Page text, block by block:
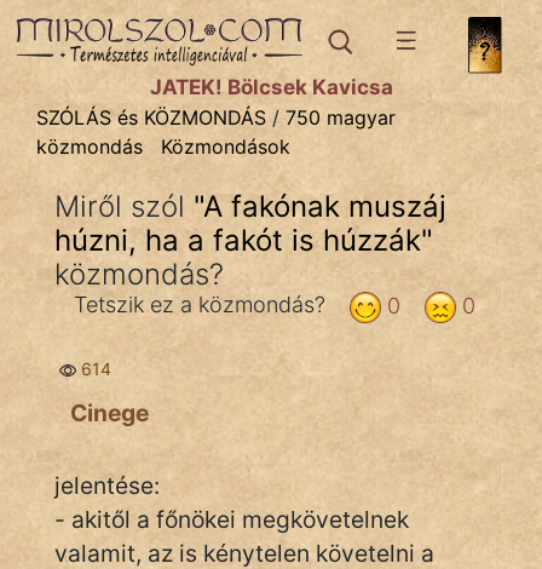
SZÓLÁS ÉS KÖZMONDÁStémák:
Bibliai
Kifejezések
Közmondások
Rímelő
Szállóigék
Szóláscsoportok
Szólások
Tréfás
JÁTÉK! Bölcsek Kavicsa
SZÓLÁS és KÖZMONDÁS / 750 magyar
közmondás
Közmondások
Miről szól "A fakónak muszáj
húzni, ha a fakót is húzzák"
közmondás?
0
0
Tetszik ez a közmondás?
614
Cinege
jelentése:
- akitől a főnökei megkövetelnek
valamit, az is kénytelen követelni a